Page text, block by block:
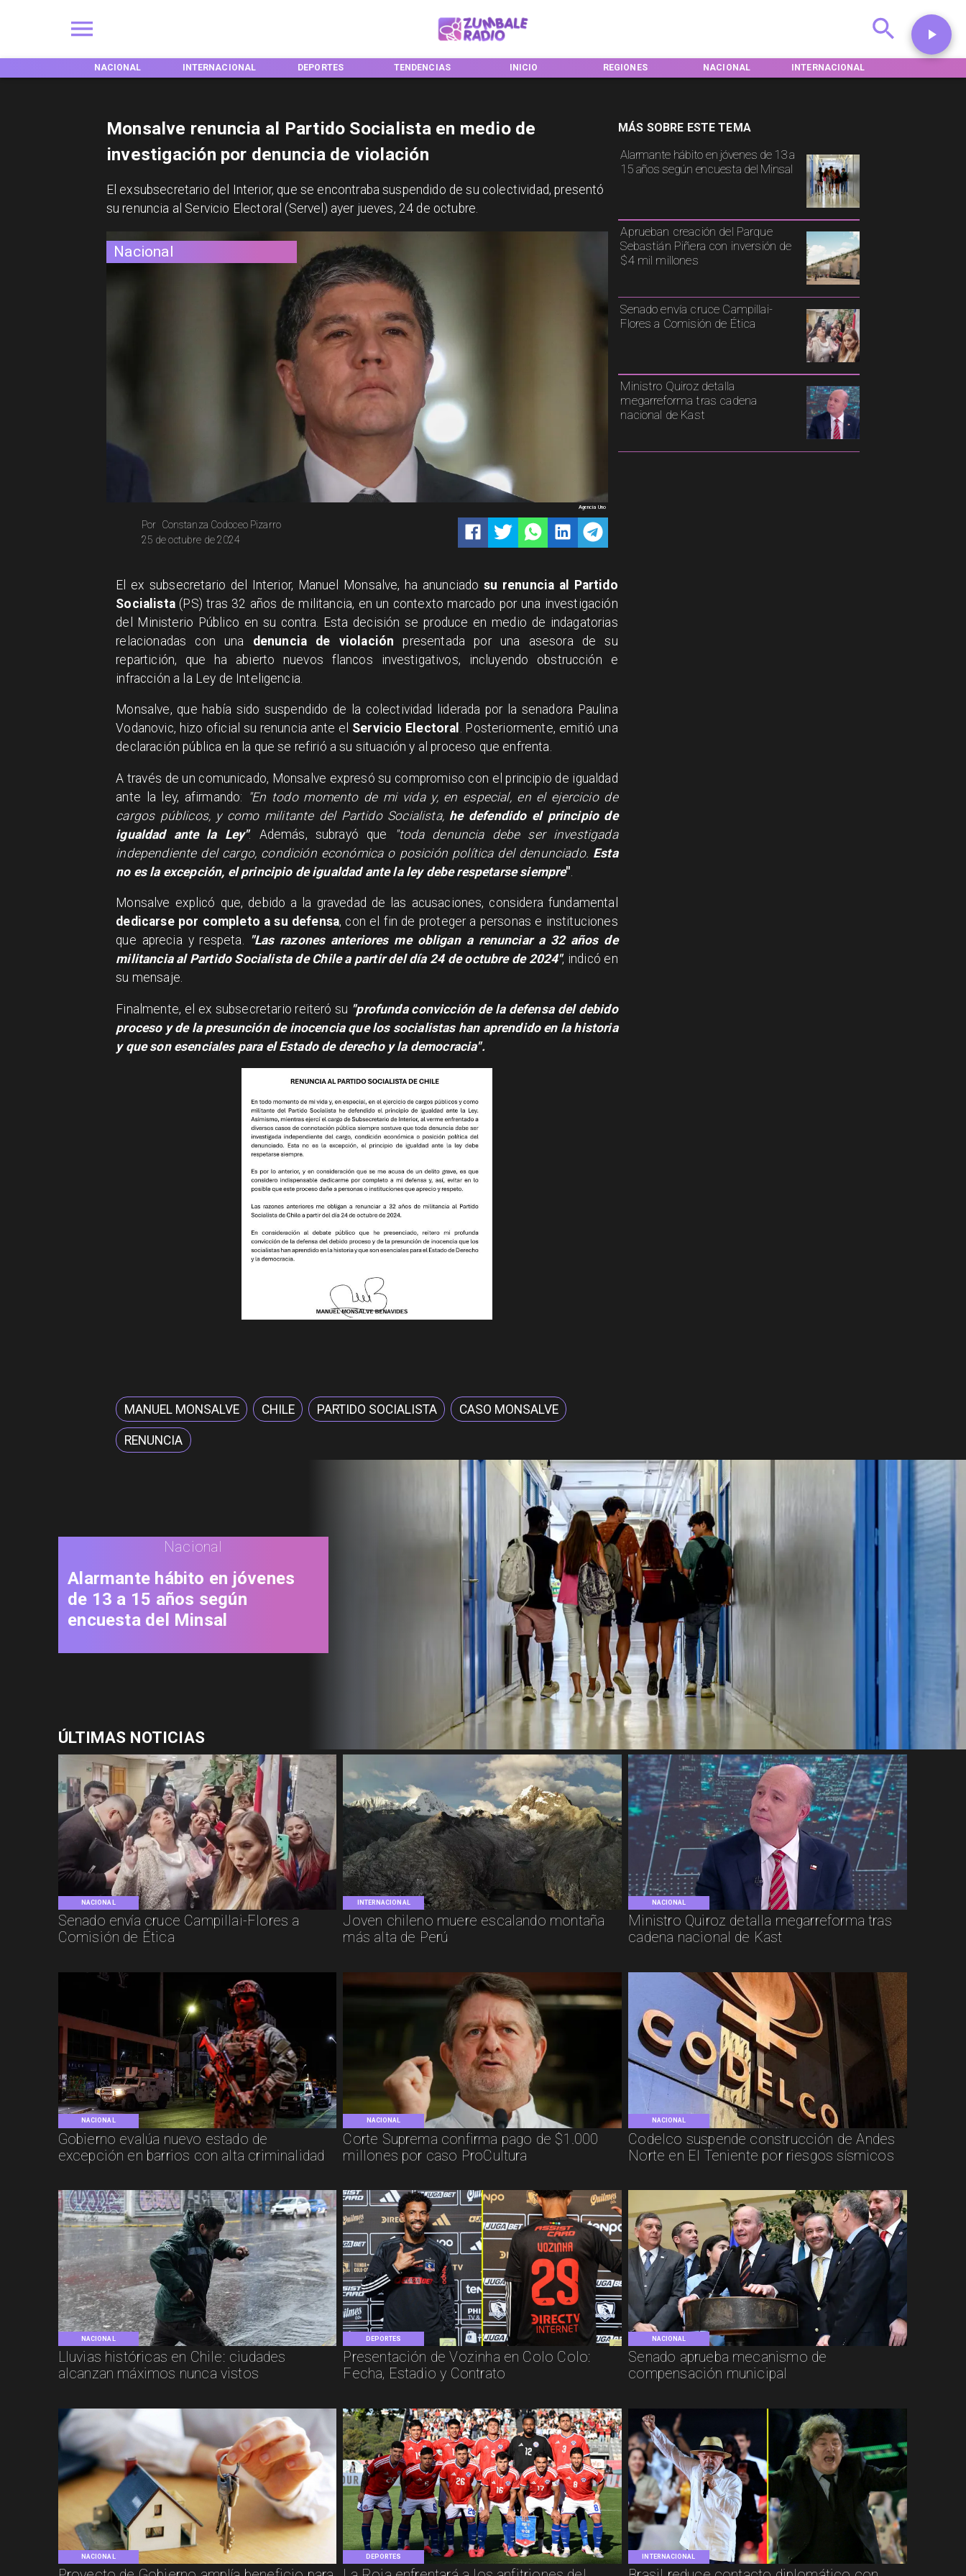
NACIONAL INTERNACIONAL DEPORTES TENDENCIAS INICIO REGIONES NACIONAL INTERNACIONAL
Nacional
Constanza Codoceo Pizarro
Por
25 de octubre de 2024
Agencia Uno
Alarmante hábito en jóvenes de 13 a
15 años según encuesta del Minsal
Aprueban creación del Parque
Sebastián Piñera con inversión de
$4 mil millones
Senado envía cruce Campillai-
Flores a Comisión de Ética
Ministro Quiroz detalla
megarreforma tras cadena
nacional de Kast
MÁS SOBRE ESTE TEMA
Monsalve renuncia al Partido Socialista en medio de
investigación por denuncia de violación
El exsubsecretario del Interior, que se encontraba suspendido de su colectividad, presentó
su renuncia al Servicio Electoral (Servel) ayer jueves, 24 de octubre.
El ex subsecretario del Interior, Manuel Monsalve, ha anunciado su renuncia al Partido
Socialista(PS) tras 32 años de militancia, en un contexto marcado por una investigación
del Ministerio Público en su contra. Esta decisión se produce en medio de indagatorias
relacionadas con una denuncia de violación presentada por una asesora de su
repartición, que ha abierto nuevos flancos investigativos, incluyendo obstrucción e
infracción a la Ley de Inteligencia.
​Monsalve, que había sido suspendido de la colectividad liderada por la senadora Paulina
Vodanovic, hizo oficial su renuncia ante el Servicio Electoral . Posteriormente, emitió una
declaración pública en la que se refirió a su situación y al proceso que enfrenta.
A través de un comunicado, Monsalve expresó su compromiso con el principio de igualdad
ante la ley, afirmando: "En todo momento de mi vida y, en especial, en el ejercicio de
cargos públicos, y como militante del Partido Socialista, he defendido el principio de
igualdad ante la Ley". Además, subrayó que
"toda denuncia debe ser investigada
independiente del cargo, condición económica o posición política del denunciado. Esta
no es la excepción, el principio de igualdad ante la ley debe respetarse siempre"
Monsalve explicó que, debido a la gravedad de las acusaciones, considera fundamental
dedicarse por completo a su defensa, con el fin de proteger a personas e instituciones
que aprecia y respeta. "Las razones anteriores me obligan a renunciar a 32 años de
militancia al Partido Socialista de Chile a partir del día 24 de octubre de 2024", indicó en
su mensaje.
Finalmente, el ex subsecretario reiteró su "profunda convicción de la defensa del debido
proceso y de la presunción de inocencia que los socialistas han aprendido en la historia
y que son esenciales para el Estado de derecho y la democracia".
MANUEL MONSALVE CHILE PARTIDO SOCIALISTA CASO MONSALVE
RENUNCIA
NACIONAL
Senado envía cruce Campillai-Flores a
Comisión de Ética
INTERNACIONAL
Joven chileno muere escalando montaña
más alta de Perú
NACIONAL
Ministro Quiroz detalla megarreforma tras
cadena nacional de Kast
NACIONAL
Gobierno evalúa nuevo estado de
excepción en barrios con alta criminalidad
NACIONAL
Corte Suprema confirma pago de $1.000
millones por caso ProCultura
NACIONAL
Codelco suspende construcción de Andes
Norte en El Teniente por riesgos sísmicos
NACIONAL
Lluvias históricas en Chile: ciudades
alcanzan máximos nunca vistos
DEPORTES
Presentación de Vozinha en Colo Colo:
Fecha, Estadio y Contrato
NACIONAL
Senado aprueba mecanismo de
compensación municipal
NACIONAL DEPORTES INTERNACIONAL
Nacional
Alarmante hábito en jóvenes
de 13 a 15 años según
encuesta del Minsal
ÚLTIMAS NOTICIAS